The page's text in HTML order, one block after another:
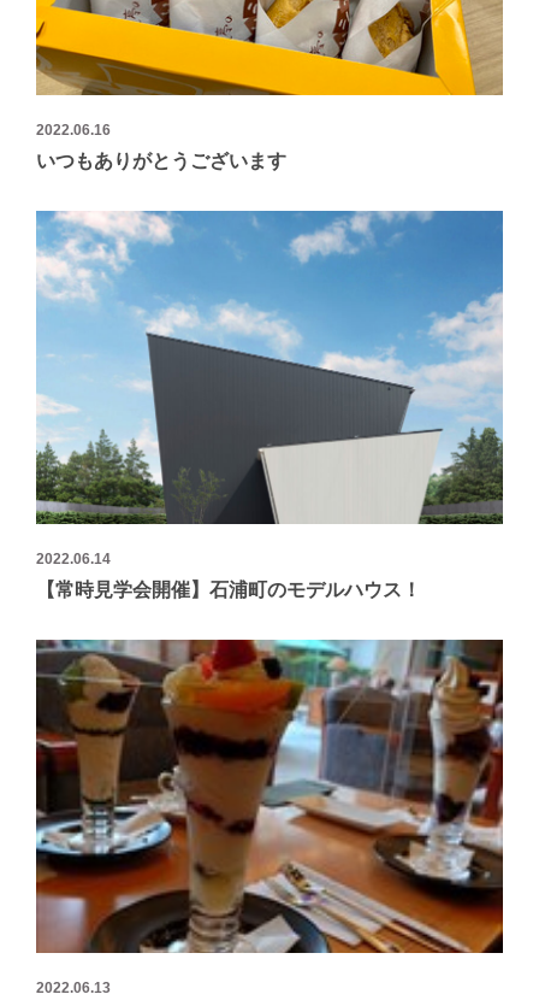
2022.06.16
いつもありがとうございます
2022.06.14
【常時見学会開催】石浦町のモデルハウス！
2022.06.13